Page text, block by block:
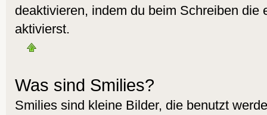
deaktivieren, indem du beim Schreiben die
aktivierst.
Was sind Smilies?
Smilies sind kleine Bilder, die benutzt